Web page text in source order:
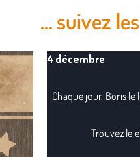
... suivez
4 décembre
Chaque jour, Boris
Trouvez le